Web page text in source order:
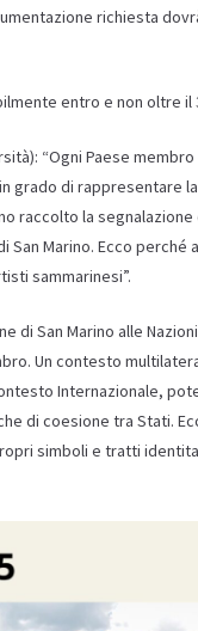
richiesta
entro e non oltre il
“Ogni Paese
grado di rappresentare
raccolto la
Marino. Ecco perché
sammarinesi”.
di San Marino alle
Un contesto
Internazionale,
di coesione tra Stati.
simboli e tratti